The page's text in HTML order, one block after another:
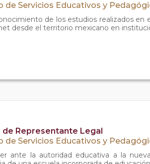
de Servicios Educativos y
de los estudios realizados
desde el territorio mexicano en
de Representante Legal
de Servicios Educativos y
ante la autoridad educativa a la